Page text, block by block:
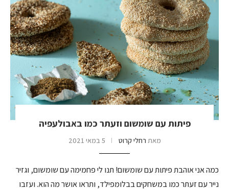
פיתות עם שומשום וזעתר כמו באבולעפיה
מאת רחלי קרוט 5 במאי 2021
כמה אני אוהבת פיתות עם שומשום! תנו לי פחמימה עם שומשום, וגזיר
נייר עם זעתר כמו במשחקים בבלומפילד, ותראו אושר מה הוא. ועזבו